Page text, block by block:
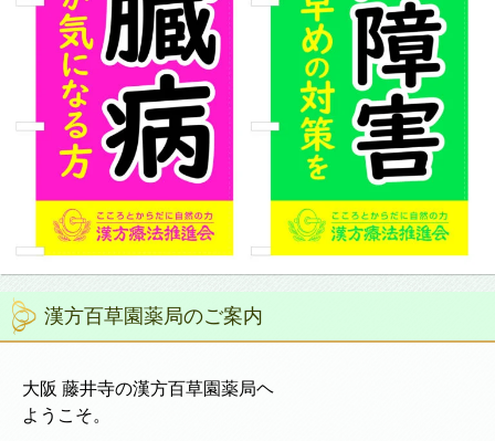
漢方百草園薬局のご案内
大阪 藤井寺の漢方百草園薬局ヘ
ようこそ。